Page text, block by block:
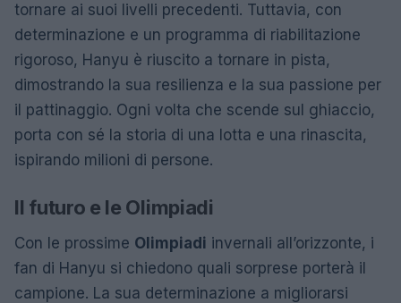
tornare ai suoi livelli precedenti. Tuttavia, con
determinazione e un programma di riabilitazione
rigoroso, Hanyu è riuscito a tornare in pista,
dimostrando la sua resilienza e la sua passione per
il pattinaggio. Ogni volta che scende sul ghiaccio,
porta con sé la storia di una lotta e una rinascita,
ispirando milioni di persone.
Il futuro e le Olimpiadi
Con le prossime Olimpiadi invernali all’orizzonte, i
fan di Hanyu si chiedono quali sorprese porterà il
campione. La sua determinazione a migliorarsi